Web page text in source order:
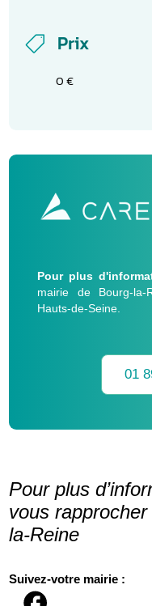
 Prix
0 €
Pour plus
mairie de Bourg-
Hauts-de-Seine.
01
Pour plus
vous
la-Reine
Suivez-votre mairie :